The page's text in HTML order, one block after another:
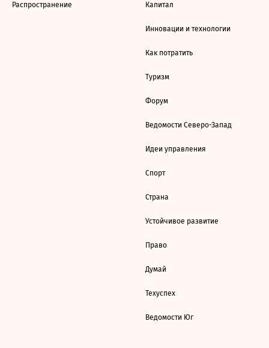
Распространение Капитал
Инновации и технологии
Как потратить
Туризм
Форум
Ведомости Северо-Запад
Идеи управления
Спорт
Страна
Устойчивое развитие
Право
Думай
Техуспех
Ведомости Юг